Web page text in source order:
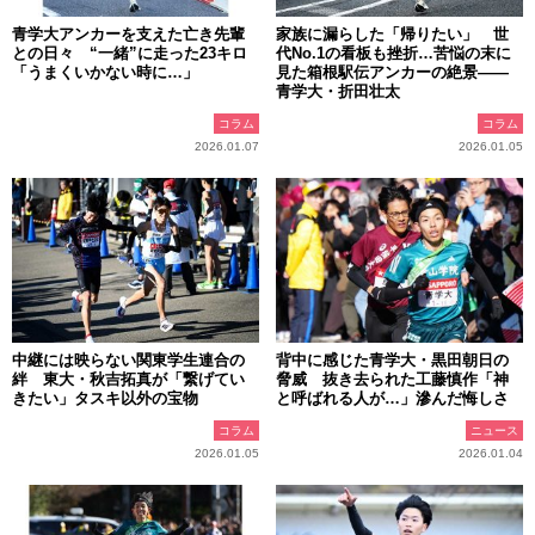
青学大アンカーを支えた亡き先輩
との日々 “一緒”に走った23キロ
「うまくいかない時に…」
コラム
2026.01.07
家族に漏らした「帰りたい」 世
代No.1の看板も挫折…苦悩の末に
見た箱根駅伝アンカーの絶景――
青学大・折田壮太
コラム
2026.01.05
中継には映らない関東学生連合の
絆 東大・秋吉拓真が「繋げてい
きたい」タスキ以外の宝物
コラム
2026.01.05
背中に感じた青学大・黒田朝日の
脅威 抜き去られた工藤慎作「神
と呼ばれる人が…」滲んだ悔しさ
ニュース
2026.01.04